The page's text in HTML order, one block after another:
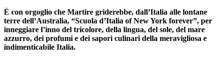
È con orgoglio che Martire griderebbe, dall’Italia alle lontane
terre dell’Australia, “Scuola d’Italia of New York forever”, per
inneggiare l’inno del tricolore, della lingua, del sole, del mare
azzurro, dei profumi e dei sapori culinari della meravigliosa e
indimenticabile Italia.